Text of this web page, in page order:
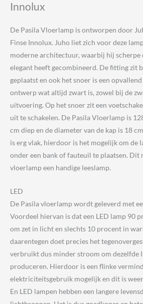
Innolux
De Pasila Vloerlamp is ontworpen door
Finse Innolux. Juho liet zich voor deze
moderne architectuur, waarbij hij scherpe
elegant heeft gecombineerd. De fitting zit
geplaatst en ook het snoer is een
ontwerp wat altijd zwart is, zowel bij de
uitvoering. Op het snoer zit een
uit te schakelen. De Pasila Vloerlamp is
cm diep en de diameter van de kap is 18
is erg vlak, hierdoor is het mogelijk om de
onder een bank of fauteuil te plaatsen. Dit
vloerlamp een handige leeslamp.
LED
De Pasila vloerlamp wordt geleverd met
Voordeel hiervan is dat een LED lamp 90
om zet in licht en slechts 10 procent in
daarentegen doet precies het
verbruikt dus minder stroom om dezelfde
produceren. Hierdoor is een flinke
elektriciteitsgebruik mogelijk en dit is
En LED lampen hebben een langere